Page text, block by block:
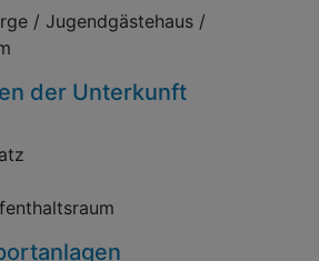
/ Jugendgästehaus /
der Unterkunft